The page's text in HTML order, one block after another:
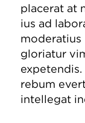
placerat at
ius ad
moderatius
gloriatur
rebum
intellegat